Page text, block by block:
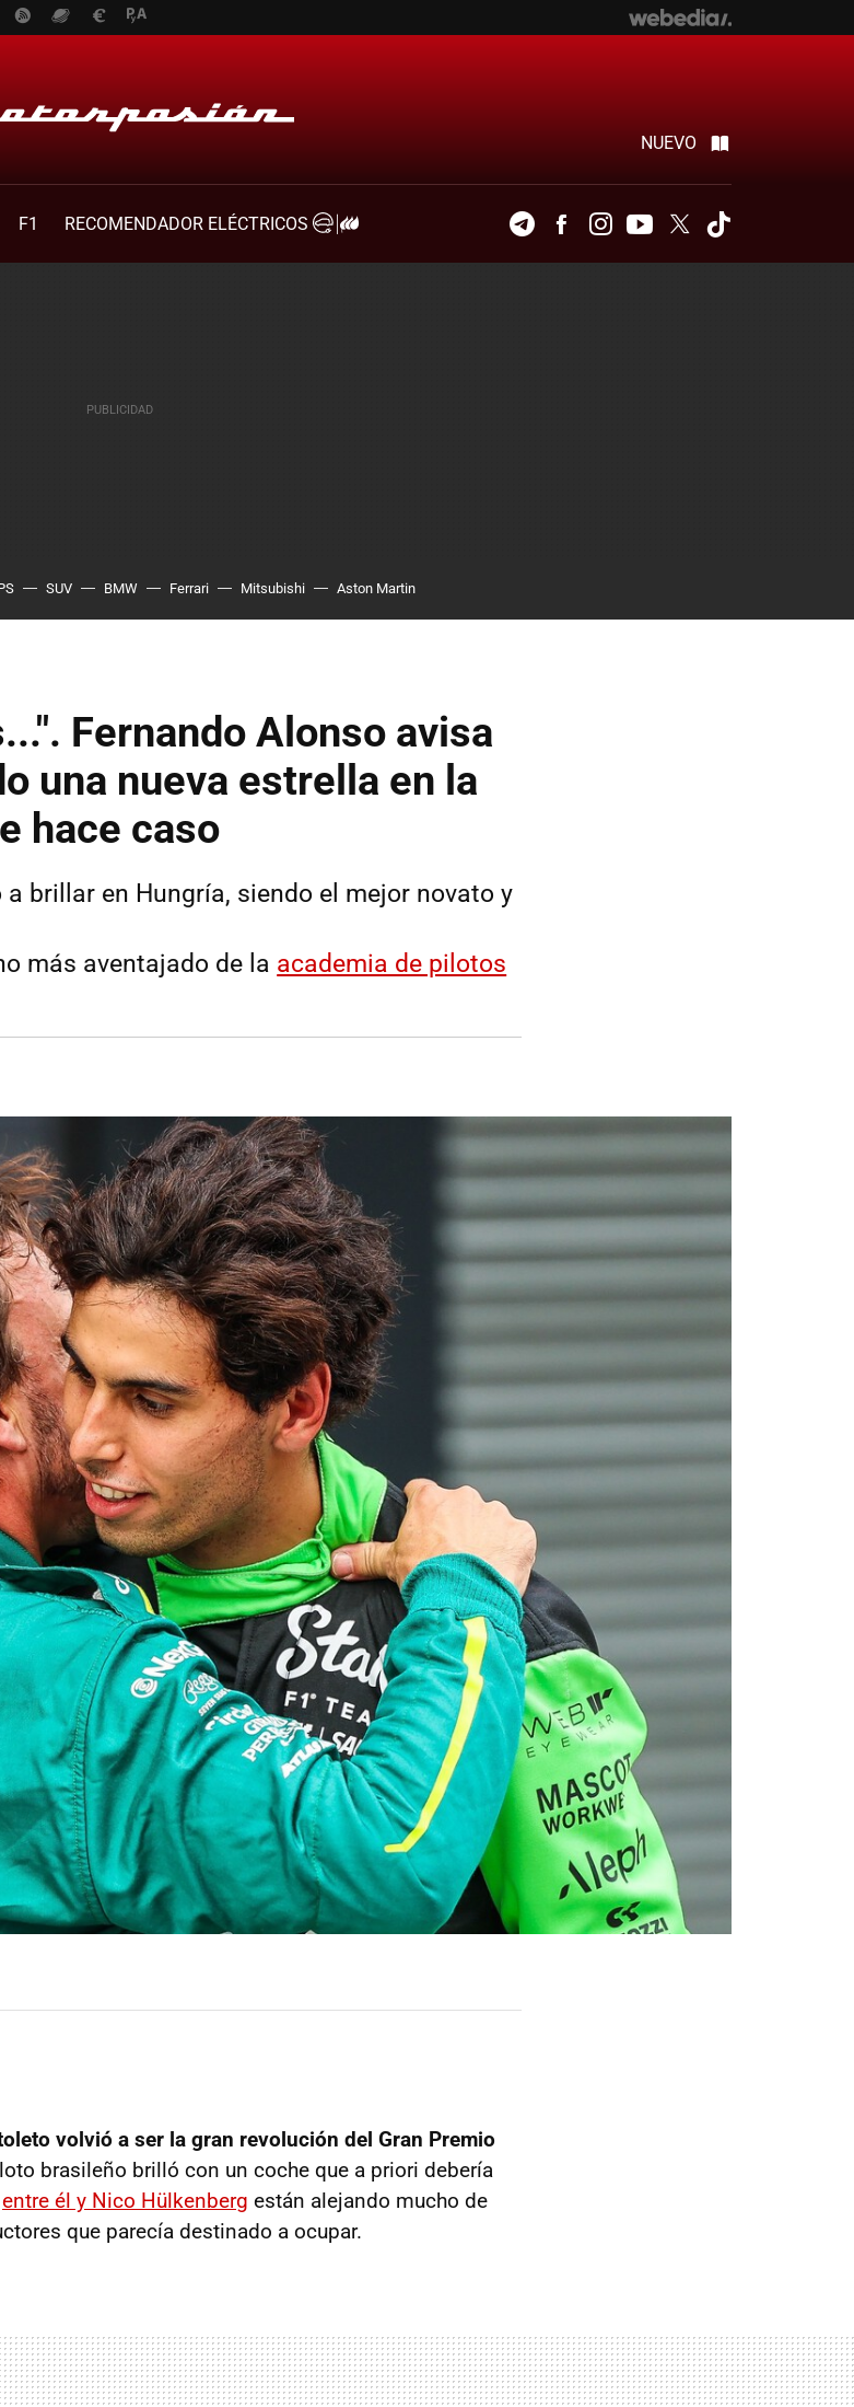
NUEVO
F1
RECOMENDADOR ELÉCTRICOS
TelegramFacebookInstagramYoutubeTwitter
SUV BMW Ferrari Mitsubishi Aston Martin
Fernando Alonso avisa
una nueva estrella en la
hace caso
brillar en Hungría, siendo el mejor novato y
más aventajado de la academia de pilotos
volvió a ser la gran revolución del Gran Premio
brasileño brilló con un coche que a priori debería
entre él y Nico Hülkenberg están alejando mucho de
que parecía destinado a ocupar.